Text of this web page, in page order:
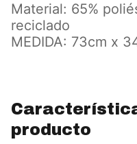
Material: 65%
reciclado
MEDIDA: 73cm x
producto